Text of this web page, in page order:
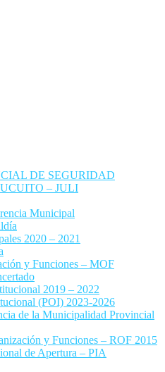
DE SEGURIDAD
– JULI
Municipal
2020 – 2021
y Funciones – MOF
2019 – 2022
(POI) 2023-2026
de la Municipalidad Provincial
y Funciones – ROF 2015
de Apertura – PIA